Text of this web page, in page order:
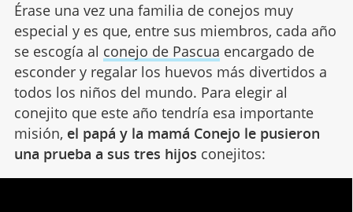
Érase una vez una familia de conejos muy
especial y es que, entre sus miembros, cada año
se escogía al conejo de Pascua encargado de
esconder y regalar los huevos más divertidos a
todos los niños del mundo. Para elegir al
conejito que este año tendría esa importante
misión, el papá y la mamá Conejo le pusieron
una prueba a sus tres hijos conejitos: